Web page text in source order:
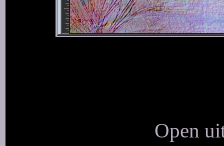
Open